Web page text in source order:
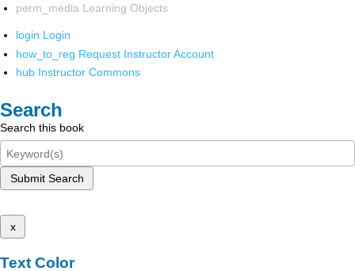
perm_media Learning Objects
login Login
how_to_reg Request Instructor Account
hub Instructor Commons
Search
Search this book
Submit Search
x
Text Color